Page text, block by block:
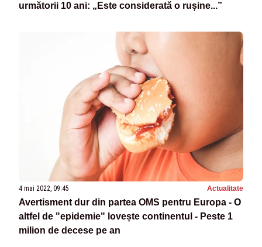
următorii 10 ani: „Este considerată o rușine...”
4 mai 2022, 09:45 Actualitate
Avertisment dur din partea OMS pentru Europa - O
altfel de "epidemie" lovește continentul - Peste 1
milion de decese pe an